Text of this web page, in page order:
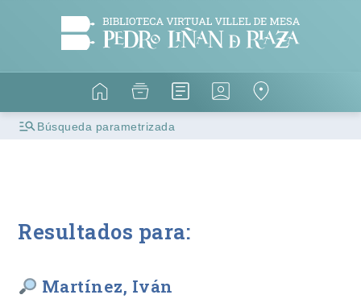
Búsqueda parametrizada
Resultados para:
Martínez, Iván